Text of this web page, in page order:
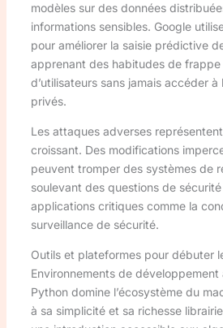
modèles sur des données
informations sensibles. Google
pour améliorer la saisie prédictive
apprenant des habitudes de frappe
d’utilisateurs sans jamais accéder à
privés.
Les attaques adverses
croissant. Des modifications
peuvent tromper des systèmes de
soulevant des questions de
applications critiques comme la
surveillance de sécurité.
Outils et plateformes pour débuter
Environnements de développement
Python domine l’écosystème du
à sa simplicité et sa richesse